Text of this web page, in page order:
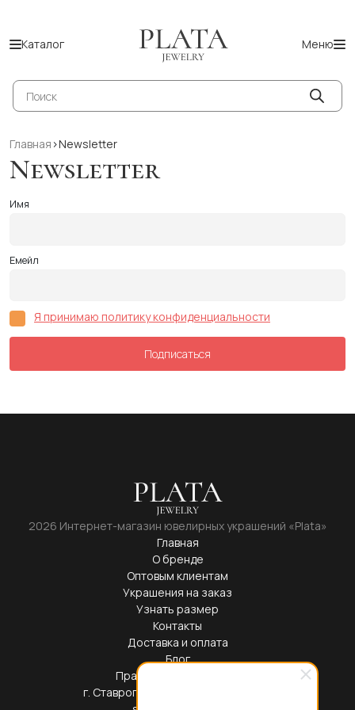
Каталог Меню
Поиск
товаров
Главная >Newsletter
Newsletter
Имя
Емейл
Я принимаю политику конфиденциальности
2026 Интернет-магазин ювелирных украшений «Plata»
Главная
О бренде
Оптовым клиентам
Украшения на заказ
Узнать размер
Контакты
Доставка и оплата
Блог
Правовая информация
г. Ставрополь, ул. Доваторцев, 39Б